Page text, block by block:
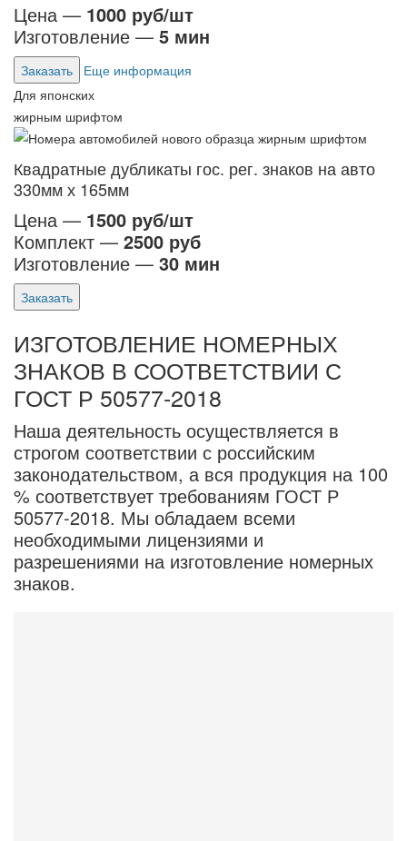
Цена — 1000 руб/шт
Изготовление — 5 мин
Заказать
Еще информация
Для японских
жирным шрифтом
Квадратные дубликаты гос. рег. знаков на авто
330мм х 165мм
Цена — 1500 руб/шт
Комплект — 2500 руб
Изготовление — 30 мин
Заказать
ИЗГОТОВЛЕНИЕ НОМЕРНЫХ
ЗНАКОВ В СООТВЕТСТВИИ С
ГОСТ Р 50577-2018
Наша деятельность осуществляется в
строгом соответствии с российским
законодательством, а вся продукция на 100
% соответствует требованиям ГОСТ Р
50577-2018. Мы обладаем всеми
необходимыми лицензиями и
разрешениями на изготовление номерных
знаков.